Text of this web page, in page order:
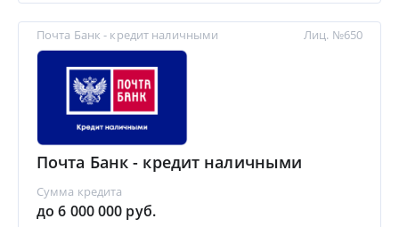
Почта Банк - кредит наличными
Почта Банк - кредит наличными
Сумма кредита
до 6 000 000 руб.
Лиц. №650